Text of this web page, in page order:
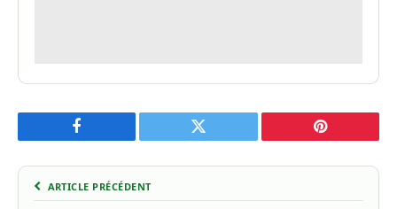
Facebook Twitter Pinterest
ARTICLE PRÉCÉDENT